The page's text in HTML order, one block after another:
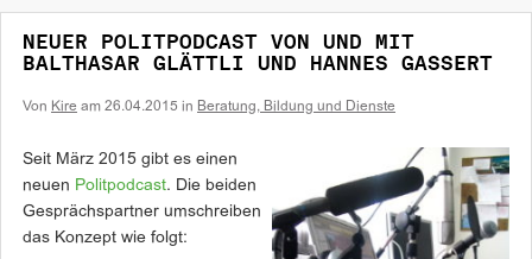
NEUER POLITPODCAST VON UND MIT
BALTHASAR GLÄTTLI UND HANNES GASSERT
Von Kire am 26.04.2015 in Beratung, Bildung und Dienste
Seit März 2015 gibt es einen
neuen Politpodcast. Die beiden
Gesprächspartner umschreiben
das Konzept wie folgt: